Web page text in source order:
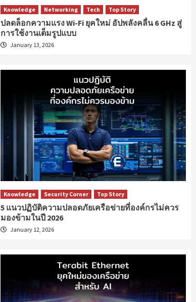
Knowledge Networking Tech Top Story
ปลดล็อกความแรง Wi-Fi ยุคใหม่ อัปพลังคลื่น 6 GHz สู่
การใช้งานเต็มรูปแบบ
January 13, 2026
Knowledge Security Corner Top Story
5 แนวปฏิบัติความปลอดภัยเครือข่ายที่องค์กรไม่ควร
มองข้ามในปี 2026
January 12, 2026